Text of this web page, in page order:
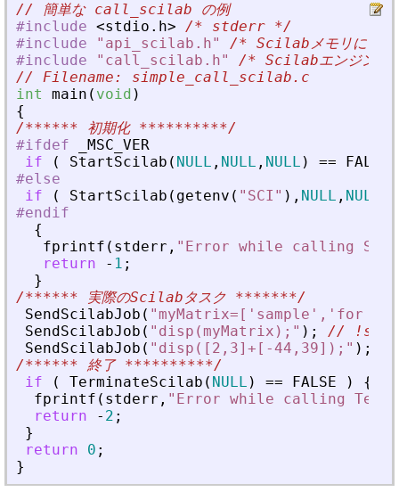
// 簡単な call_scilab の例
#include <stdio . h> /* stderr */
#include
" api_scilab.h" /* Scilabメモリにアク
#include
" call_scilab.h" /* Scilabエンジンを
// Filename: simple_call_scilab.c
int
main ( void )
{
/****** 初期化 **********/
#ifdef
MSC_VER
if
( StartScilab ( NULL , NULL , NULL ) ==
FALSE
#else
if
( StartScilab ( getenv ( " SCI " ) , NULL , NULL
#endif
{
fprintf ( stderr , " Error while calling
return
- 1 ;
}
/****** 実際のScilabタスク *******/
SendScilabJob ( " myMatrix=['sample','for
SendScilabJob ( " disp(myMatrix); " ) ;
//
SendScilabJob ( " disp([2,3]+[-44,39]); " ) ;
/****** 終了 **********/
if
( TerminateScilab ( NULL ) == FALSE )
{
fprintf ( stderr , " Error while calling
return
- 2 ;
}
return
0 ;
}